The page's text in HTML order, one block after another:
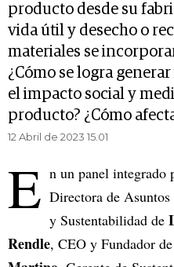
producto desde su
vida útil y desecho o
materiales se
¿Cómo se logra
el impacto social y
producto? ¿Cómo
12 Abril de 2023 15.01
E n un panel integrado
Directora de
y Sustentabilidad de
Rendle, CEO y Fundador de